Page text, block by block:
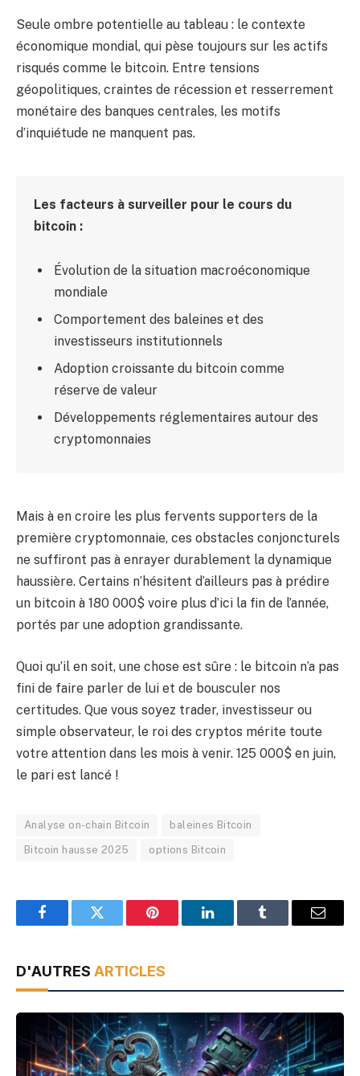
Seule ombre potentielle au tableau : le contexte
économique mondial, qui pèse toujours sur les actifs
risqués comme le bitcoin. Entre tensions
géopolitiques, craintes de récession et resserrement
monétaire des banques centrales, les motifs
d’inquiétude ne manquent pas.
Les facteurs à surveiller pour le cours du
bitcoin :
Évolution de la situation macroéconomique
mondiale
Comportement des baleines et des
investisseurs institutionnels
Adoption croissante du bitcoin comme
réserve de valeur
Développements réglementaires autour des
cryptomonnaies
Mais à en croire les plus fervents supporters de la
première cryptomonnaie, ces obstacles conjoncturels
ne suffiront pas à enrayer durablement la dynamique
haussière. Certains n’hésitent d’ailleurs pas à prédire
un bitcoin à 180 000$ voire plus d’ici la fin de l’année,
portés par une adoption grandissante.
Quoi qu’il en soit, une chose est sûre : le bitcoin n’a pas
fini de faire parler de lui et de bousculer nos
certitudes. Que vous soyez trader, investisseur ou
simple observateur, le roi des cryptos mérite toute
votre attention dans les mois à venir. 125 000$ en juin,
le pari est lancé !
Analyse on-chain Bitcoin baleines Bitcoin
Bitcoin hausse 2025 options Bitcoin
FacebookTwitter Pinterest LinkedInTumblr Email
D'AUTRES ARTICLES